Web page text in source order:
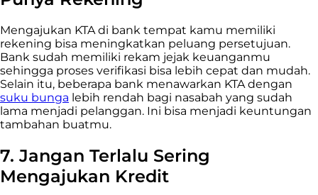
Mengajukan KTA di bank tempat kamu memiliki
rekening bisa meningkatkan peluang persetujuan.
Bank sudah memiliki rekam jejak keuanganmu
sehingga proses verifikasi bisa lebih cepat dan mudah.
Selain itu, beberapa bank menawarkan KTA dengan
suku bunga lebih rendah bagi nasabah yang sudah
lama menjadi pelanggan. Ini bisa menjadi keuntungan
tambahan buatmu.
7.Jangan Terlalu Sering
Mengajukan Kredit